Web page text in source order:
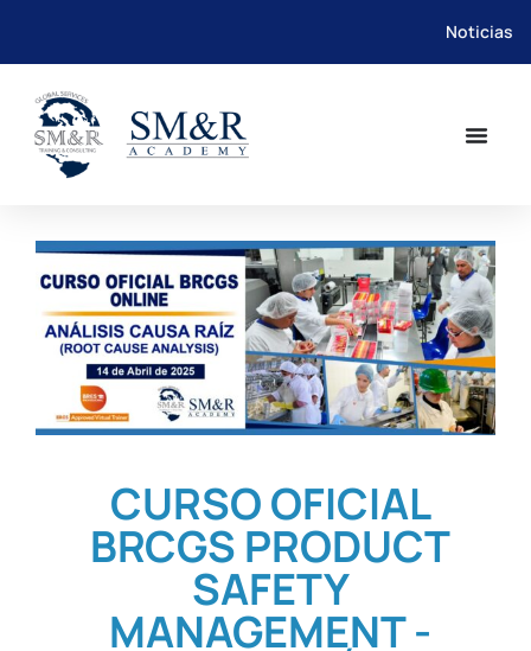
Saltar
contenido
Noticias
CURSO OFICIAL
BRCGS PRODUCT
SAFETY
MANAGEMENT -